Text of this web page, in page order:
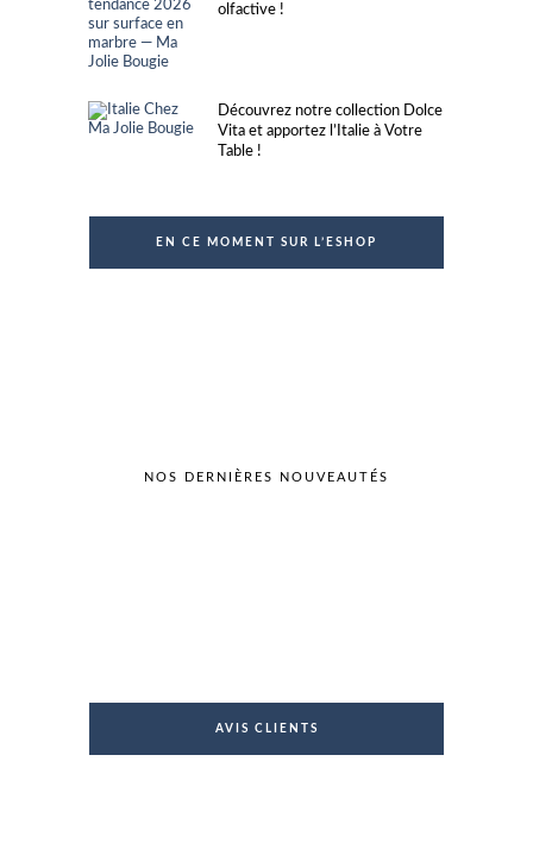
olfactive !
Découvrez notre collection Dolce
Vita et apportez l’Italie à Votre
Table !
EN CE MOMENT SUR L’ESHOP
NOS DERNIÈRES NOUVEAUTÉS
AVIS CLIENTS